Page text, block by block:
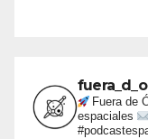
Fuera de
espaciales